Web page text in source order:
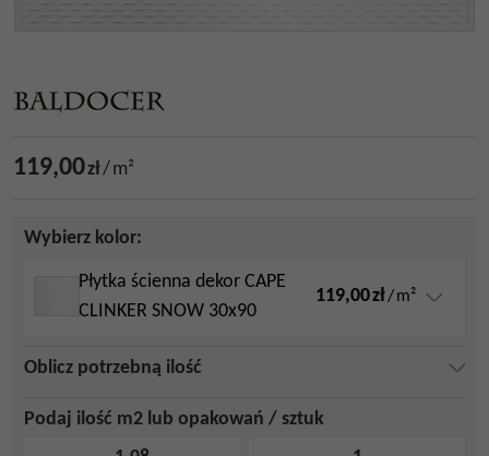
119,00zł/m²
Wybierz kolor:
Płytka ścienna dekor CAPE
CLINKER SNOW 30x90
119,00zł/m²
Oblicz potrzebną ilość
Podaj ilość m2 lub opakowań / sztuk